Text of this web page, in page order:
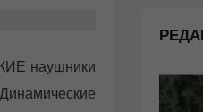
наушники